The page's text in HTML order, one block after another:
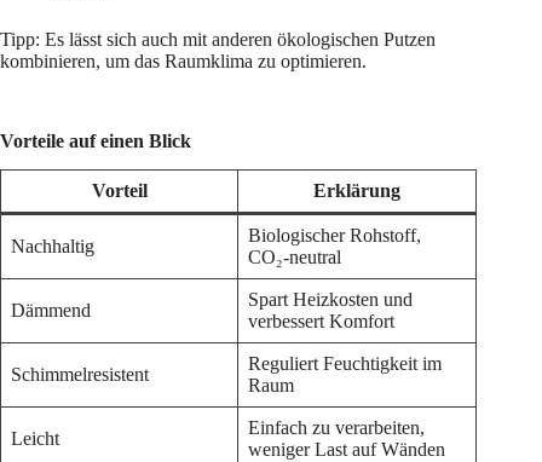
Tipp: Es lässt sich auch mit anderen ökologischen Putzen
kombinieren, um das Raumklima zu optimieren.
Vorteile auf einen Blick
Vorteil Erklärung
Nachhaltig
Biologischer Rohstoff,
CO₂-neutral
Dämmend
Spart Heizkosten und
verbessert Komfort
Schimmelresistent
Reguliert Feuchtigkeit im
Raum
Leicht
Einfach zu verarbeiten,
weniger Last auf Wänden